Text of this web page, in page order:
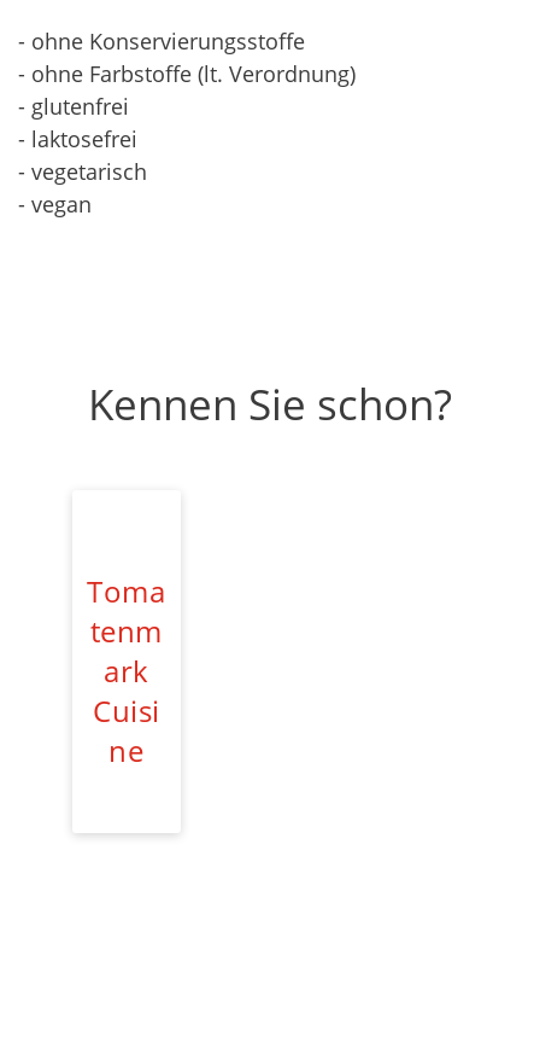
- ohne Konservierungsstoffe
- ohne Farbstoffe (lt. Verordnung)
- glutenfrei
- laktosefrei
- vegetarisch
- vegan
Kennen Sie schon?
Toma
tenm
ark
Cuisi
ne